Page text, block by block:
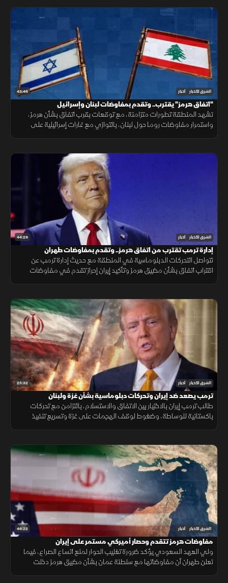
43:46 الشرق للأخبار أخبار
"اتفاق هرمز" يقترب.. وتقدم بمفاوضات لبنان وإسرائيل
تشهد المنطقة تطورات متزامنة، مع توقعات بقرب اتفاق بشأن هرمز،
واستمرار مفاوضات روما حول لبنان، بالتوازي مع غارات إسرائيلية على
44:29 الشرق للأخبار أخبار
إدارة ترمب تقترب من اتفاق هرمز.. وتقدم بمفاوضات طهران
تتواصل التحركات الدبلوماسية في المنطقة مع حديث إدارة ترمب عن
اقتراب اتفاق بشأن مضيق هرمز وتأكيد إيران إحراز تقدم في مفاوضات
25:32 الشرق للأخبار أخبار
ترمب يصعد ضد إيران وتحركات دبلوماسية بشأن غزة ولبنان
طالب ترمب إيران بالاختيار بين الاتفاق والاستسلام، بالتزامن مع تحركات
باكستانية للوساطة، وضغوط لوقف الهجمات على غزة وتسريع تنفيذ
46:22 الشرق للأخبار أخبار
مفاوضات هرمز تتقدم وحصار أميركي مستمر على إيران
ولي العهد السعودي يؤكد ضرورة تغليب الحوار لمنع اتساع الصراع، فيما
تعلن طهران أن مفاوضاتها مع سلطنة عمان بشأن مضيق هرمز دخلت